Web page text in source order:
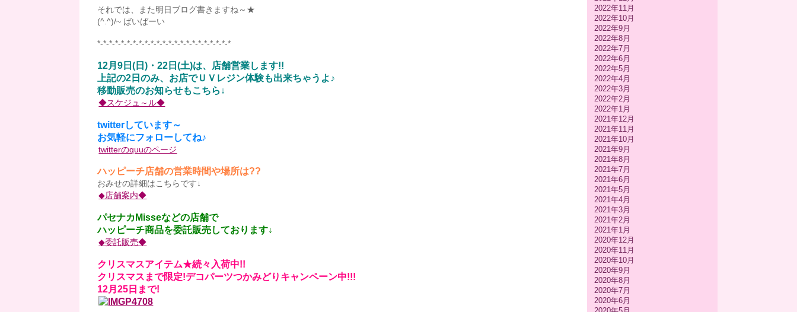
2022年11月
2022年10月
2022年9月
2022年8月
2022年7月
2022年6月
2022年5月
2022年4月
2022年3月
2022年2月
2022年1月
2021年12月
2021年11月
2021年10月
2021年9月
2021年8月
2021年7月
2021年6月
2021年5月
2021年4月
2021年3月
2021年2月
2021年1月
2020年12月
2020年11月
2020年10月
2020年9月
2020年8月
2020年7月
2020年6月
それでは、また明日ブログ書きますね～★
(^.^)/~ ばいばーい
*-*-*-*-*-*-*-*-*-*-*-*-*-*-*-*-*-*-*-*-*-*-*
12月9日(日)・22日(土)は、店舗営業します!!
上記の2日のみ、お店でＵＶレジン体験も出来ちゃうよ♪
移動販売のお知らせもこちら↓
◆スケジュ～ル◆
twitterしています～
お気軽にフォローしてね♪
twitterのquuのページ
ハッピーチ店舗の営業時間や場所は??
おみせの詳細はこちらです↓
◆店舗案内◆
パセナカMisseなどの店舗で
ハッピーチ商品を委託販売しております↓
◆委託販売◆
クリスマスアイテム★続々入荷中!!
クリスマスまで限定!デコパーツつかみどりキャンペーン中!!!
12月25日まで!